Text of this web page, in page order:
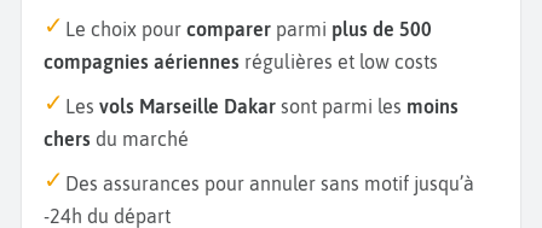
Le choix pour comparer parmi plus de 500
compagnies aériennes régulières et low costs
Les vols Marseille Dakar sont parmi les moins
chers du marché
Des assurances pour annuler sans motif jusqu’à
-24h du départ